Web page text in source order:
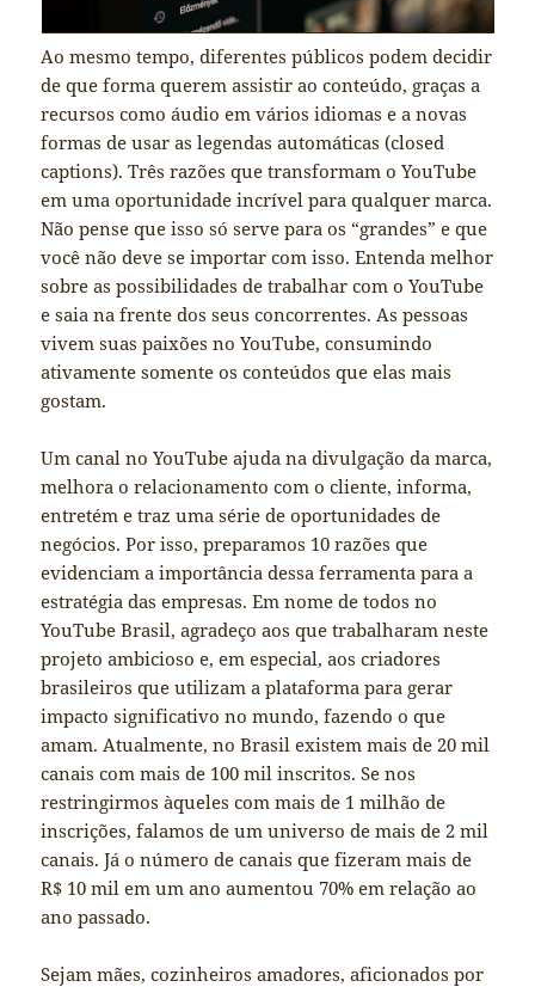
Ao mesmo tempo, diferentes públicos podem decidir
de que forma querem assistir ao conteúdo, graças a
recursos como áudio em vários idiomas e a novas
formas de usar as legendas automáticas (closed
captions). Três razões que transformam o YouTube
em uma oportunidade incrível para qualquer marca.
Não pense que isso só serve para os “grandes” e que
você não deve se importar com isso. Entenda melhor
sobre as possibilidades de trabalhar com o YouTube
e saia na frente dos seus concorrentes. As pessoas
vivem suas paixões no YouTube, consumindo
ativamente somente os conteúdos que elas mais
gostam.
Um canal no YouTube ajuda na divulgação da marca,
melhora o relacionamento com o cliente, informa,
entretém e traz uma série de oportunidades de
negócios. Por isso, preparamos 10 razões que
evidenciam a importância dessa ferramenta para a
estratégia das empresas. Em nome de todos no
YouTube Brasil, agradeço aos que trabalharam neste
projeto ambicioso e, em especial, aos criadores
brasileiros que utilizam a plataforma para gerar
impacto significativo no mundo, fazendo o que
amam. Atualmente, no Brasil existem mais de 20 mil
canais com mais de 100 mil inscritos. Se nos
restringirmos àqueles com mais de 1 milhão de
inscrições, falamos de um universo de mais de 2 mil
canais. Já o número de canais que fizeram mais de
R$ 10 mil em um ano aumentou 70% em relação ao
ano passado.
Sejam mães, cozinheiros amadores, aficionados por